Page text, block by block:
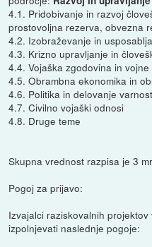
4.1. Pridobivanje in razvoj
prostovoljna rezerva, obvezna
4.2. Izobraževanje in
4.3. Krizno upravljanje in
4.4. Vojaška zgodovina in vojne
4.5. Obrambna ekonomika in
4.6. Politika in delovanje
4.7. Civilno vojaški odnosi
4.8. Druge teme
Skupna vrednost razpisa je 3
Pogoj za prijavo:
Izvajalci raziskovalnih
izpolnjevati naslednje pogoje: